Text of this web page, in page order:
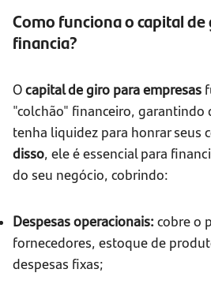
Como funciona o capital
financia?
Ocapital de giro para empresas
"colchão" financeiro, garantindo
tenha liquidez para honrar seus
disso, ele é essencial para
do seu negócio, cobrindo:
Despesas operacionais: cobre o
fornecedores, estoque de
despesas fixas;